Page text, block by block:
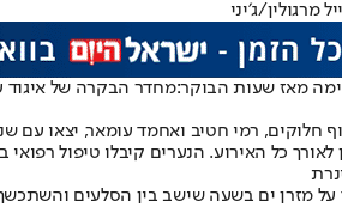
מרגולין/ג׳יני
מאז שעות הבוקר:
כל האירוע. הנערים קיבלו טיפול